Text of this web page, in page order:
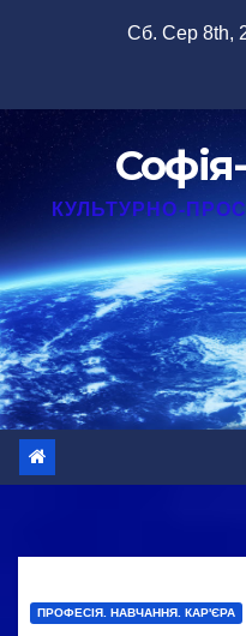
Сб. Сер 8th,
КУЛЬТУРНО-
ПРОФЕСІЯ. НАВЧАННЯ. КАР'ЄРА